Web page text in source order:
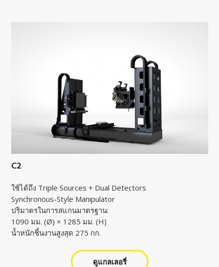
C2
ใช้ได้ถึง Triple Sources + Dual Detectors
Synchronous-Style Manipulator
ปริมาตรในการสแกนมาตรฐาน:
1090 มม. (Ø) × 1285 มม. (H)
น้ำหนักชิ้นงานสูงสุด 275 กก.
ดูแกลเลอรี่